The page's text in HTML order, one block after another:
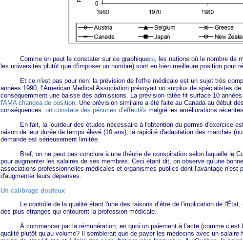
Comme on peut le constater sur ce graphique(5)
, les nations où le nombre de
les universités plutôt que d’imposer un nombre) sont en bien meilleure position pour
Et ce n'est pas pour rien: la prévision de l'offre médicale est un sujet très
années 1990, l’American Medical Association prévoyait un surplus de spécialistes
conséquemment une baisse des admissions. La prévision ratée fit surface 10
l'AMA changea de position . Une prévision similaire a été faite au Canada au début
conséquences: on constate des pénuries d’effectifs malgré les améliorations récentes.
En fait, la lourdeur des études nécessaire à l'obtention du permis d'exercice est
raison de leur durée de temps élevé (10 ans), la rapidité d'adaptation des marchés
demande est sérieusement limitée.
Bref, on ne peut pas conclure à une théorie de conspiration selon laquelle le
pour augmenter les salaires de ses membres. Ceci étant dit, on observe qu'une
associations professionnelles médicales et organismes publics dont l'avantage n'est
d'augmenter leurs dépenses.
Un calibrage douteux
Le contrôle de la qualité étant l'une des raisons d’être de l'implication de l'État,
des plus étranges qui entourent la profession médicale.
À commencer par la rémunération; en quoi un paiement à l’acte (comme c’est
qualité plutôt qu’au volume? Il semblerait que de payer les médecins avec un